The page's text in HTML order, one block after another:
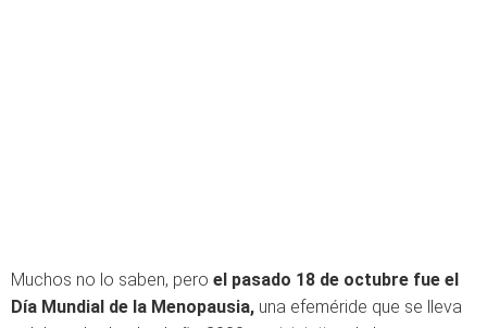
Muchos no lo saben, pero el pasado 18 de octubre fue el
Día Mundial de la Menopausia, una efeméride que se lleva